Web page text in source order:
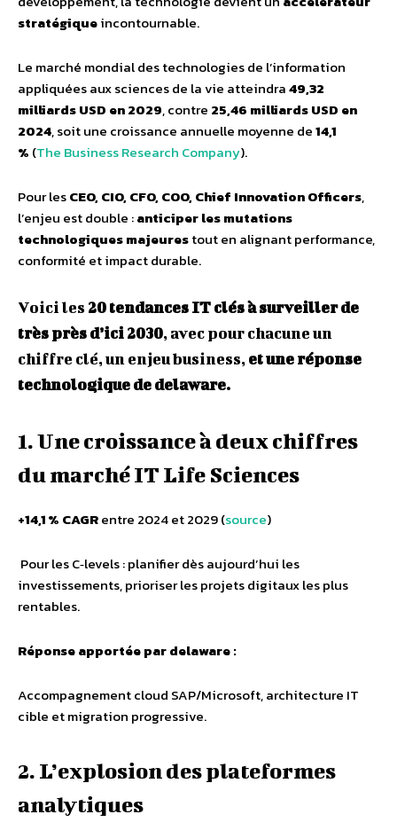
stratégiqueincontournable.
Le marché mondial des technologies de l’information
appliquées aux sciences de la vie atteindra49,32
milliards USD en 2029, contre 25,46 milliards USD en
2024, soit une croissance annuelle moyenne de14,1
% (The Business Research Company).
Pour lesCEO, CIO, CFO, COO, Chief Innovation Officers,
l’enjeu est double :anticiper les mutations
technologiques majeurestout en alignant performance,
conformité et impact durable.
Voici les 20 tendances IT clés à surveiller de
très près d’ici 2030, avec pour chacune un
chiffre clé, un enjeu business, et une réponse
technologique de delaware.
1. Une croissance à deux chiffres
du marché IT Life Sciences
+14,1 % CAGRentre 2024 et 2029 (source)
Pour les C‑levels : planifier dès aujourd’hui les
investissements, prioriser les projets digitaux les plus
rentables.
Réponse apportée par delaware :
Accompagnement cloud SAP/Microsoft, architecture IT
cible et migration progressive.
2. L’explosion des plateformes
analytiques